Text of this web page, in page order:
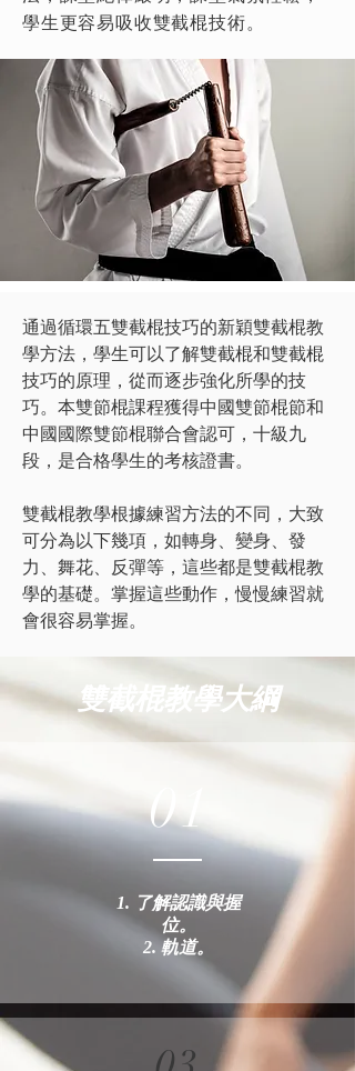
學生更容易吸收雙截棍技術。
通過循環五雙截棍技巧的新穎雙截棍教
學方法，學生可以了解雙截棍和雙截棍
技巧的原理，從而逐步強化所學的技
巧。本雙節棍課程獲得中國雙節棍節和
中國國際雙節棍聯合會認可，十級九
段，是合格學生的考核證書。
雙截棍教學根據練習方法的不同，大致
可分為以下幾項，如轉身、變身、發
力、舞花、反彈等，這些都是雙截棍教
學的基礎。掌握這些動作，慢慢練習就
會很容易掌握。
雙截棍教學大綱
01
1. 了解認識與握
位。
2. 軌道。